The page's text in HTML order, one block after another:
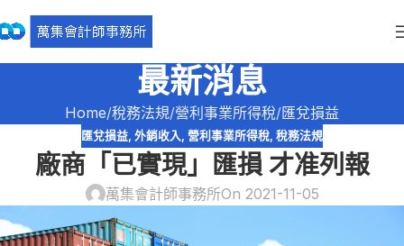
最新消息
Home 稅務法規 營利事業所得稅 匯兌損益
匯兌損益, 外銷收入, 營利事業所得稅, 稅務法規
廠商「已實現」匯損 才准列報
萬集會計師事務所On 2021-11-05